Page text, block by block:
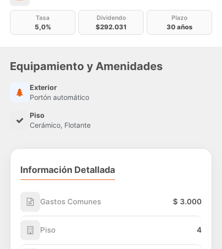
Tasa
5,0%
Dividendo
$292.031
Plazo
30 años
Equipamiento y Amenidades
Exterior
Portón automático
Piso
Cerámico, Flotante
Información Detallada
Gastos Comunes $ 3.000
Piso 4